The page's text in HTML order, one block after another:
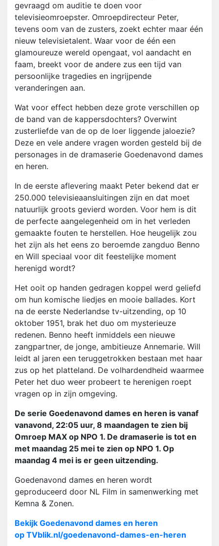
gevraagd om auditie te doen voor
televisieomroepster. Omroepdirecteur Peter,
tevens oom van de zusters, zoekt echter maar één
nieuw televisietalent. Waar voor de één een
glamoureuze wereld opengaat, vol aandacht en
faam, breekt voor de andere zus een tijd van
persoonlijke tragedies en ingrijpende
veranderingen aan.
Wat voor effect hebben deze grote verschillen op
de band van de kappersdochters? Overwint
zusterliefde van de op de loer liggende jaloezie?
Deze en vele andere vragen worden gesteld bij de
personages in de dramaserie Goedenavond dames
en heren.
In de eerste aflevering maakt Peter bekend dat er
250.000 televisieaansluitingen zijn en dat moet
natuurlijk groots gevierd worden. Voor hem is dit
de perfecte aangelegenheid om in het verleden
gemaakte fouten te herstellen. Hoe heugelijk zou
het zijn als het eens zo beroemde zangduo Benno
en Will speciaal voor dit feestelijke moment
herenigd wordt?
Het ooit op handen gedragen koppel werd geliefd
om hun komische liedjes en mooie ballades. Kort
na de eerste Nederlandse tv-uitzending, op 10
oktober 1951, brak het duo om mysterieuze
redenen. Benno heeft inmiddels een nieuwe
zangpartner, de jonge, ambitieuze Annemarie. Will
leidt al jaren een teruggetrokken bestaan met haar
zus op het platteland. De volhardendheid waarmee
Peter het duo weer probeert te herenigen roept
vragen op in zijn omgeving.
De serie Goedenavond dames en heren is vanaf
vanavond, 22:05 uur, 8 maandagen te zien bij
Omroep MAX op NPO 1. De dramaserie is tot en
met maandag 25 mei te zien op NPO 1. Op
maandag 4 mei is er geen uitzending.
Goedenavond dames en heren wordt
geproduceerd door NL Film in samenwerking met
Kemna & Zonen.
Bekijk Goedenavond dames en heren
op TVblik.nl/goedenavond-dames-en-heren